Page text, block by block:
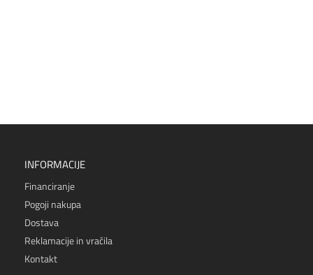
INFORMACIJE
Financiranje
Pogoji nakupa
Dostava
Reklamacije in vračila
Kontakt